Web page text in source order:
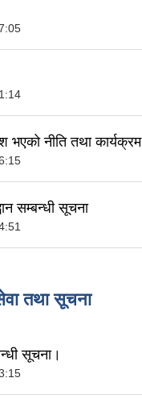
भएको नीति तथा कार्यक्रम
सम्बन्धी सूचना
तथा सूचना
सूचना।